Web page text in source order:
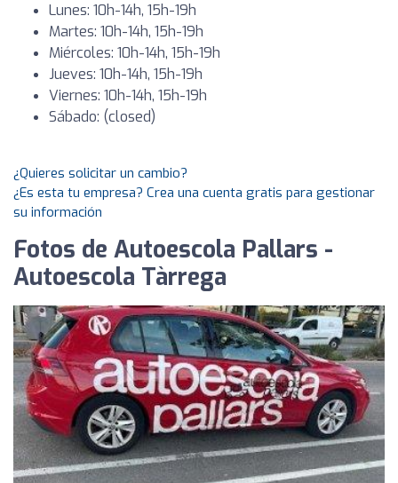
Lunes: 10h-14h, 15h-19h
Martes: 10h-14h, 15h-19h
Miércoles: 10h-14h, 15h-19h
Jueves: 10h-14h, 15h-19h
Viernes: 10h-14h, 15h-19h
Sábado: (closed)
¿Quieres solicitar un cambio?
¿Es esta tu empresa? Crea una cuenta gratis para gestionar
su información
Fotos de Autoescola Pallars -
Autoescola Tàrrega